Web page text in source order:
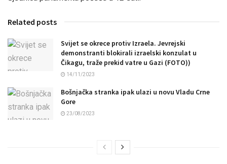
Related posts
Svijet se okrece protiv Izraela. Jevrejski
demonstranti blokirali izraelski konzulat u
Čikagu, traže prekid vatre u Gazi (FOTO))
14/11/2023
Bošnjačka stranka ipak ulazi u novu Vladu Crne
Gore
23/08/2023